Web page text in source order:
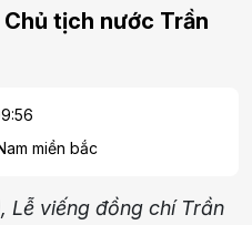
tịch nước Trần
miền bắc
Lễ viếng đồng chí Trần